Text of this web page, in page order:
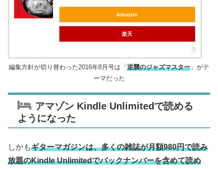
Amazon
楽天
編集方針が切り替わった2016年8月号は「 逆襲のジャズマスター 」がテ
ーマだった
アマゾン Kindle Unlimitedで読める
ようになった
しかもギターマガジンは、多くの雑誌が月額980円で読み
放題のKindle Unlimitedでバックナンバーを含めて読め